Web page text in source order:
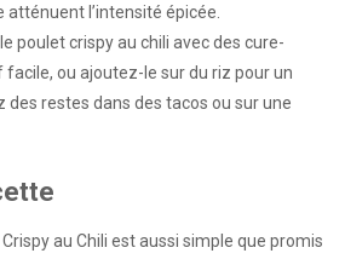
atténuent l’intensité épicée.
poulet crispy au chili avec des cure-
ou ajoutez-le sur du riz pour un
des restes dans des tacos ou sur une
au Chili est aussi simple que promis